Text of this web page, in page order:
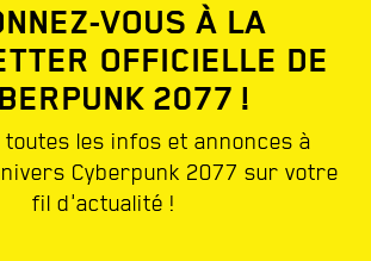
VOUS À LA
OFFICIELLE DE
2077 !
toutes les infos et annonces à
Cyberpunk 2077 sur votre
fil d'actualité !